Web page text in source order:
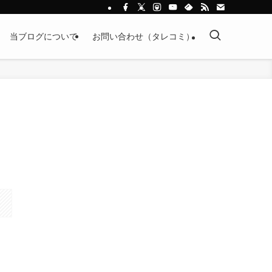
当ブログについて お問い合わせ（タレコミ）